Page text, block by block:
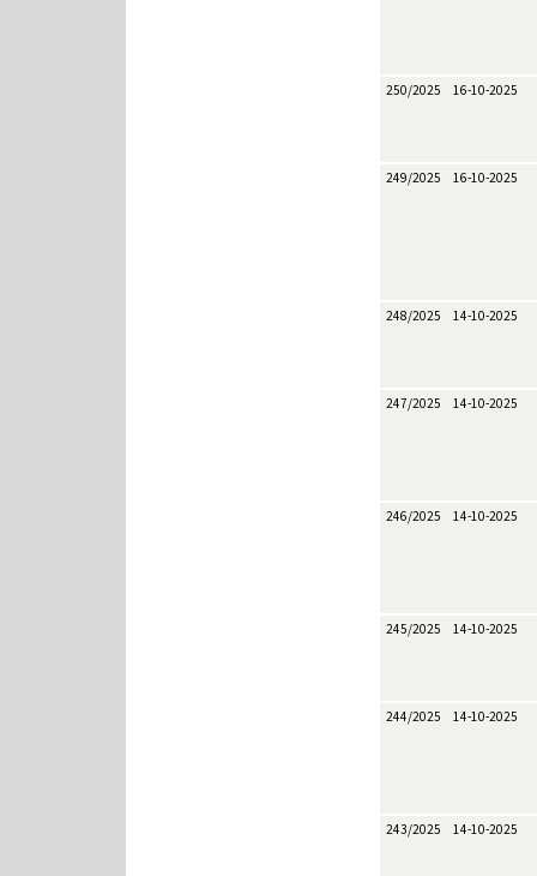
250/2025 16-10-2025
249/2025 16-10-2025
248/2025 14-10-2025
247/2025 14-10-2025
246/2025 14-10-2025
245/2025 14-10-2025
244/2025 14-10-2025
243/2025 14-10-2025